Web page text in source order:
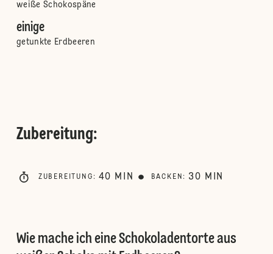
weiße Schokospäne
einige
getunkte Erdbeeren
Zubereitung:
ZUBEREITUNG : 40 MIN BACKEN : 30 MIN
Wie mache ich eine Schokoladentorte aus